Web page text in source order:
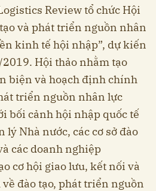
Review tổ chức Hội
và phát triển nguồn nhân
kinh tế hội nhập”, dự kiến
Hội thảo nhằm tạo
biện và hoạch định chính
triển nguồn nhân lực
bối cảnh hội nhập quốc tế
lý Nhà nước, các cơ sở đào
các doanh nghiệp
cơ hội giao lưu, kết nối và
đào tạo, phát triển nguồn